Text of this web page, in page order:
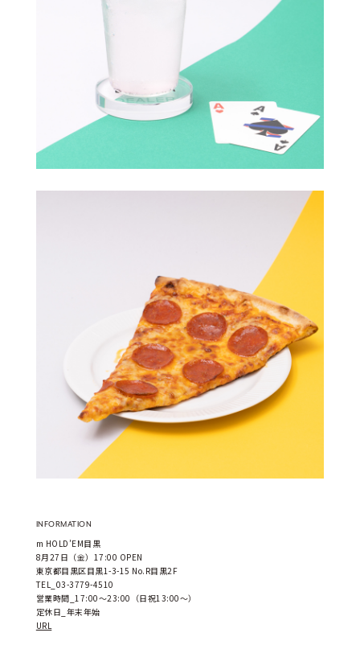
INFORMATION
m HOLD’EM目黒
8月27日（金）17:00 OPEN
東京都目黒区目黒1-3-15 No.R目黒2F
TEL_03-3779-4510
営業時間_17:00～23:00（日祝13:00～）
定休日_年末年始
URL